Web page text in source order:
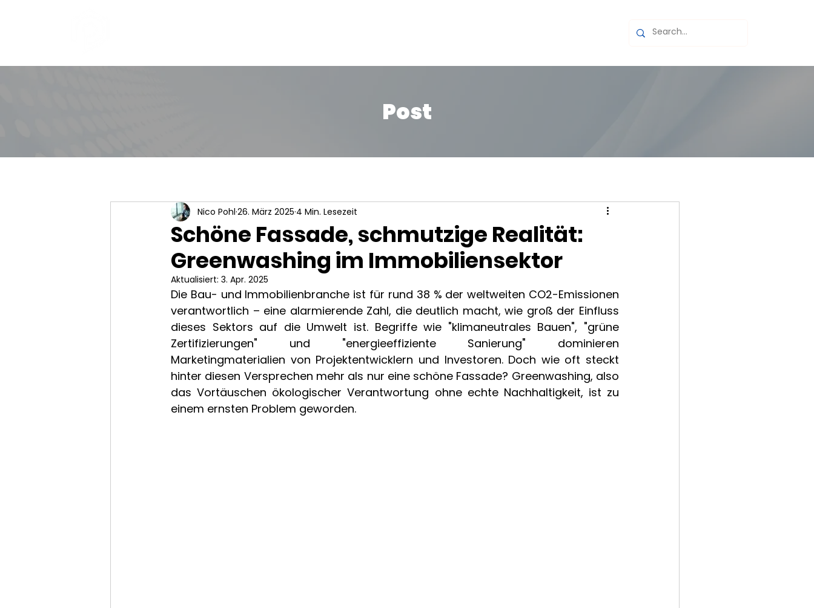
Post
Schöne Fassade, schmutzige Realität:
Greenwashing im Immobiliensektor
Nico Pohl 26. März 2025 4 Min. Lesezeit
Aktualisiert: 3. Apr. 2025
Die Bau- und Immobilienbranche ist für rund 38 % der weltweiten CO2-Emissionen
verantwortlich – eine alarmierende Zahl, die deutlich macht, wie groß der Einfluss
dieses Sektors auf die Umwelt ist. Begriffe wie "klimaneutrales Bauen", "grüne
Zertifizierungen" und "energieeffiziente Sanierung" dominieren
Marketingmaterialien von Projektentwicklern und Investoren. Doch wie oft steckt
hinter diesen Versprechen mehr als nur eine schöne Fassade? Greenwashing, also
das Vortäuschen ökologischer Verantwortung ohne echte Nachhaltigkeit, ist zu
einem ernsten Problem geworden.